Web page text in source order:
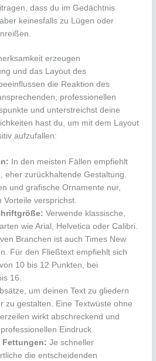
dass du im Gedächtnis
keinesfalls zu Lügen oder
erzeugen
und das Layout des
die Reaktion des
professionellen
und unterstreichst deine
hast du, um mit dem Layout
aufzufallen:
In den meisten Fällen empfiehlt
eher zurückhaltende Gestaltung.
und grafische Ornamente nur,
Vorteile versprichst.
Verwende klassische,
wie Arial, Helvetica oder Calibri.
Branchen ist auch Times New
Für den Fließtext empfiehlt sich
10 bis 12 Punkten, bei
16.
um deinen Text zu gliedern
zu gestalten. Eine Textwüste ohne
wirkt abschreckend und
Eindruck.
Je schneller
die entscheidenden